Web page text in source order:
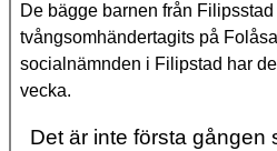
De bägge barnen från Filipsstad
tvångsomhändertagits på
socialnämnden i Filipstad har
vecka.
Det är inte första gången